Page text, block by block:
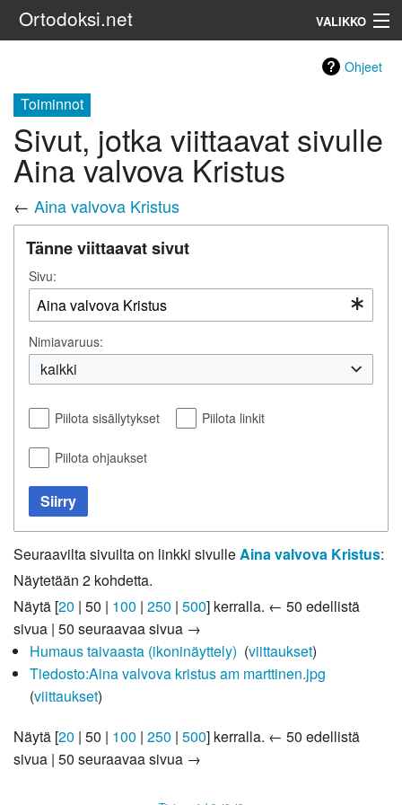
Ortodoksi.net VALIKKO
Ohjeet
Toiminnot
Sivut, jotka viittaavat sivulle
Aina valvova Kristus
← Aina valvova Kristus
Tänne viittaavat sivut
Sivu:
Nimiavaruus:
kaikki
Piilota sisällytykset Piilota linkit
Piilota ohjaukset
Siirry
Seuraavilta sivuilta on linkki sivulleAina valvova Kristus:
Näytetään 2 kohdetta.
Näytä [20 | 50 | 100 | 250 | 500] kerralla. ← 50 edellistä
sivua | 50 seuraavaa sivua →
Humaus taivaasta (ikoninäyttely) (viittaukset)
Tiedosto:Aina valvova kristus am marttinen.jpg
(viittaukset)
Näytä [20 | 50 | 100 | 250 | 500] kerralla. ← 50 edellistä
sivua | 50 seuraavaa sivua →